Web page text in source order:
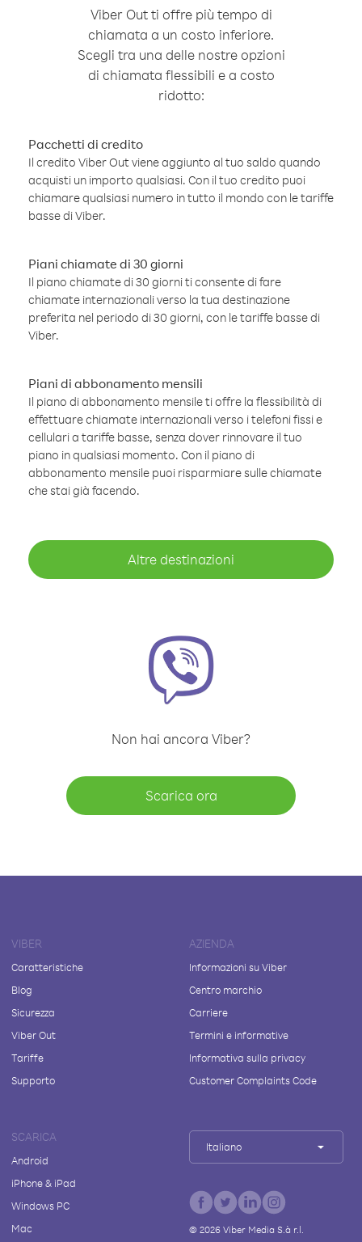
Viber Out ti offre più tempo di
chiamata a un costo inferiore.
Scegli tra una delle nostre opzioni
di chiamata flessibili e a costo
ridotto:
Pacchetti di credito
Il credito Viber Out viene aggiunto al tuo saldo quando
acquisti un importo qualsiasi. Con il tuo credito puoi
chiamare qualsiasi numero in tutto il mondo con le tariffe
basse di Viber.
Piani chiamate di 30 giorni
Il piano chiamate di 30 giorni ti consente di fare
chiamate internazionali verso la tua destinazione
preferita nel periodo di 30 giorni, con le tariffe basse di
Viber.
Piani di abbonamento mensili
Il piano di abbonamento mensile ti offre la flessibilità di
effettuare chiamate internazionali verso i telefoni fissi e
cellulari a tariffe basse, senza dover rinnovare il tuo
piano in qualsiasi momento. Con il piano di
abbonamento mensile puoi risparmiare sulle chiamate
che stai già facendo.
Altre destinazioni
Non hai ancora Viber?
Scarica ora
VIBER
Caratteristiche
Blog
Sicurezza
Viber Out
Tariffe
Supporto
AZIENDA
Informazioni su Viber
Centro marchio
Carriere
Termini e informative
Informativa sulla privacy
Customer Complaints Code
SCARICA
Android
iPhone & iPad
Windows PC
Mac
Italiano
© 2026Viber Media S.à r.l.